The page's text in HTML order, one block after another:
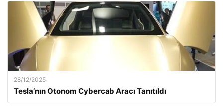
28/12/2025
Tesla’nın Otonom Cybercab Aracı Tanıtıldı